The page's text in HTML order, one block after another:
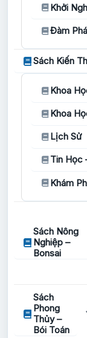
Khởi
Đàm
Sách Kiến
Khoa
Khoa
Lịch Sử
Tin Học
Khám
Sách Nông
Nghiệp –
Bonsai
Sách
Phong
Thủy –
Bói Toán